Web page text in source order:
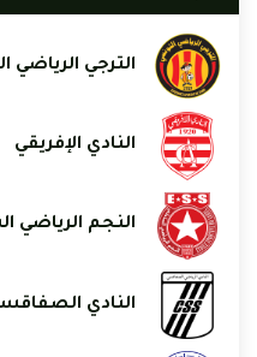
الترجي الرياضي
النادي الإفريقي
النجم الرياضي
النادي